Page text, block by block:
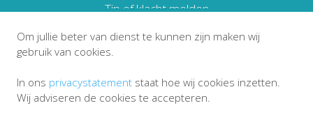
Tip of klacht melden
Om jullie beter van dienst te kunnen zijn maken wij
gebruik van cookies.
In ons privacystatement staat hoe wij cookies inzetten.
Wij adviseren de cookies te accepteren.